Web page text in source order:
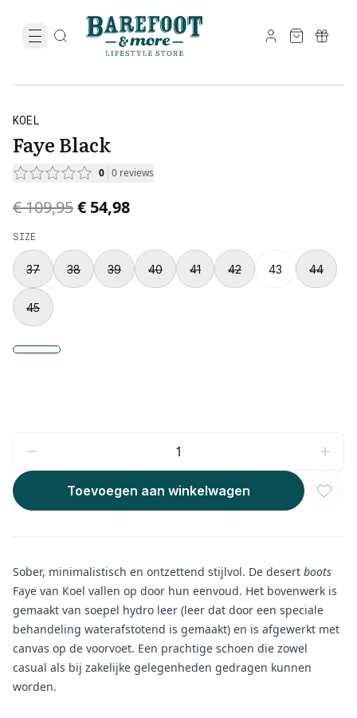
KOEL
Faye Black
0 0 reviews
Original price was € 109,95.
€ 109,95Current price is € 54,98.
€ 54,98
SIZE
37 38 39 40 41 42 43 44
45
Toevoegen aan winkelwagen
Sober, minimalistisch en ontzettend stijlvol. De desert boots
Faye van Koel vallen op door hun eenvoud. Het bovenwerk is
gemaakt van soepel hydro leer (leer dat door een speciale
behandeling waterafstotend is gemaakt) en is afgewerkt met
canvas op de voorvoet. Een prachtige schoen die zowel
casual als bij zakelijke gelegenheden gedragen kunnen
worden.